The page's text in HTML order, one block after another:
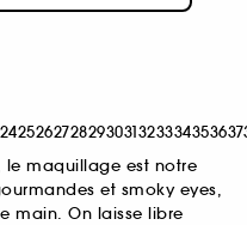
2425262728293031323334353637
le maquillage est notre
et smoky eyes,
main. On laisse libre